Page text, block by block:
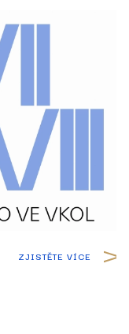
ZJISTĚTE VÍCE